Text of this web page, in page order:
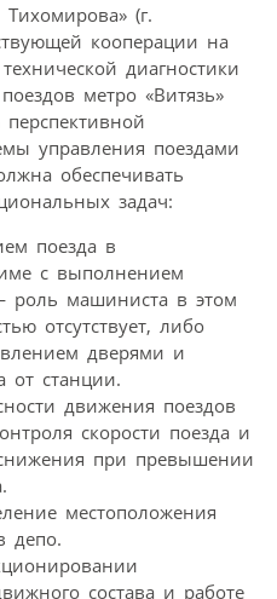
(г.
кооперации на
диагностики
метро «Витязь»
перспективной
управления поездами
обеспечивать
задач:
поезда в
с выполнением
роль машиниста в этом
отсутствует, либо
дверями и
от станции.
движения поездов
скорости поезда и
снижения при превышении
местоположения
депо.
состава и работе